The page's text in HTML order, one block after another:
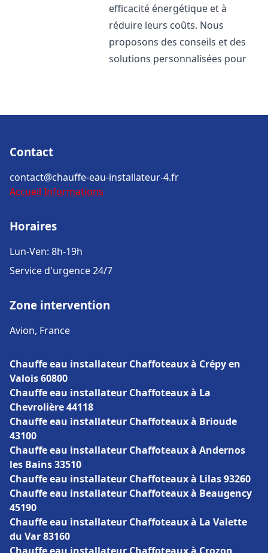
efficacité énergétique et à
réduire leurs coûts. Nous
proposons des conseils et des
solutions personnalisées pour
Contact
contact@chauffe-eau-installateur-4.fr
Accueil Informations
Horaires
Lun-Ven: 8h-19h
Service d'urgence 24/7
Zone intervention
Avion, France
Chauffe eau installateur Chaffoteaux à Crépy en
Valois 60800
Chauffe eau installateur Chaffoteaux à La
Chevrolière 44118
Chauffe eau installateur Chaffoteaux à Brioude
43100
Chauffe eau installateur Chaffoteaux à Andernos
les Bains 33510
Chauffe eau installateur Chaffoteaux à Lilas 93260
Chauffe eau installateur Chaffoteaux à Beaugency
45190
Chauffe eau installateur Chaffoteaux à La Valette
du Var 83160